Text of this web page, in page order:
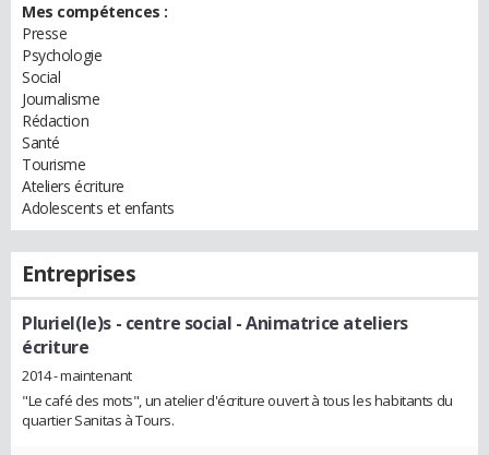
Mes compétences :
Presse
Psychologie
Social
Journalisme
Rédaction
Santé
Tourisme
Ateliers écriture
Adolescents et enfants
Entreprises
Pluriel(le)s - centre social - Animatrice ateliers
écriture
2014 - maintenant
"Le café des mots", un atelier d'écriture ouvert à tous les habitants du
quartier Sanitas à Tours.